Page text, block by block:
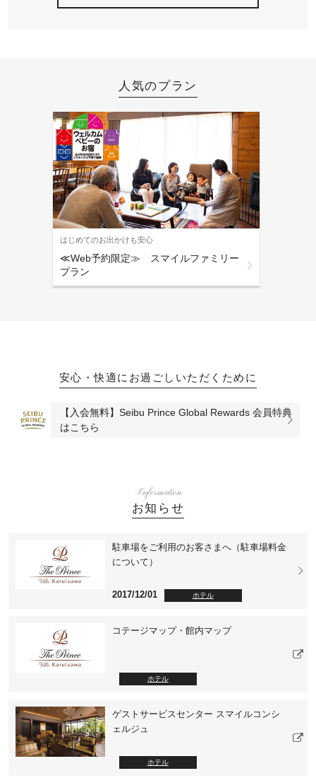
人気のプラン
はじめてのお出かけも安心
≪Web予約限定≫ スマイルファミリー
プラン
安心・快適にお過ごしいただくために
【入会無料】Seibu Prince Global Rewards 会員特典
はこちら
Information
お知らせ
駐車場をご利用のお客さまへ（駐車場料金
について）
2017/12/01 ホテル
コテージマップ・館内マップ
ホテル
ゲストサービスセンター スマイルコンシ
ェルジュ
ホテル